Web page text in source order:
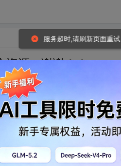
资源，谢谢！！
3637584#comment，这个资
服务超时,请刷新页面重试